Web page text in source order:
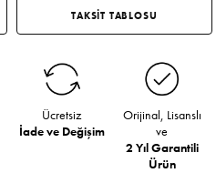
TAKSİT TABLOSU
Ücretsiz
İade ve Değişim
Orijinal, Lisanslı
ve
2 Yıl Garantili
Ürün